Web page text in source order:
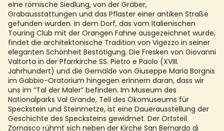
eine römische Siedlung, von der Gräber,
Grabausstattungen und das Pflaster einer antiken Straße
gefunden wurden. In dem Dorf, das vom Italienischen
Touring Club mit der Orangen Fahne ausgezeichnet wurde,
findet die architektonische Tradition von Vigezzo in seiner
eleganten Schönheit Bestätigung. Die Fresken von Giovanni
Valtorta in der Pfarrkirche SS. Pietro e Paolo (XVIII.
Jahrhundert) und die Gemälde von Giuseppe Maria Borgnis
im Gabbio-Oratorium hingegen erinnern daran, dass wir
uns im “Tal der Maler” befinden. Im Museum des
Nationalparks Val Grande, Teil des Ökomuseums für
Speckstein und Steinmetze, ist eine Dauerausstellung der
Geschichte des Specksteins gewidmet. Der Ortsteil
Zornasco rühmt sich neben der Kirche San Bernardo di